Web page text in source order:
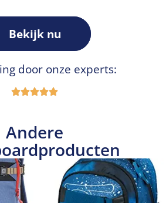
Bekijk nu
door onze experts:
Andere